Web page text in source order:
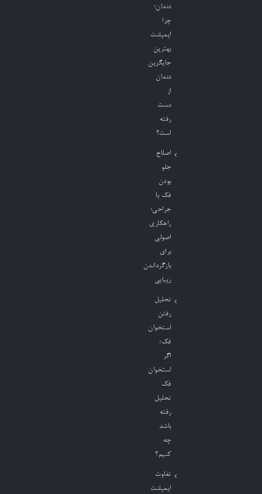
دندان؛
چرا
ایمپلنت
بهترین
جایگزین
دندان
از
دست
رفته
است؟
اصلاح
جلو
بودن
فک با
جراحی؛
راهکاری
اصولی
برای
بازگرداندن
زیبایی
تحلیل
رفتن
استخوان
فک؛
اگر
استخوان
فک
تحلیل
رفته
باشد
چه
کنیم؟
تفاوت
ایمپلنت